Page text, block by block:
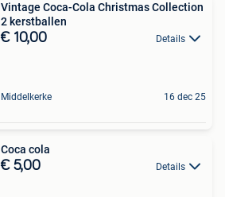
Vintage Coca-Cola Christmas Collection
2 kerstballen
€ 10,00 Details
Middelkerke 16 dec 25
Coca cola
€ 5,00 Details